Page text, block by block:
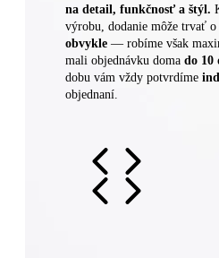
na detail, funkčnosť a štýl.
výrobu, dodanie môže trvať o
obvykle — robíme však
mali objednávku doma do 10
dobu vám vždy potvrdíme
objednaní.